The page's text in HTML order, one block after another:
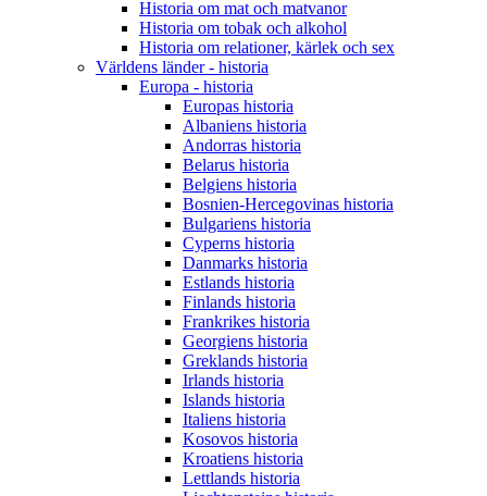
Historia om mat och matvanor
Historia om tobak och alkohol
Historia om relationer, kärlek och sex
Världens länder - historia
Europa - historia
Europas historia
Albaniens historia
Andorras historia
Belarus historia
Belgiens historia
Bosnien-Hercegovinas historia
Bulgariens historia
Cyperns historia
Danmarks historia
Estlands historia
Finlands historia
Frankrikes historia
Georgiens historia
Greklands historia
Irlands historia
Islands historia
Italiens historia
Kosovos historia
Kroatiens historia
Lettlands historia